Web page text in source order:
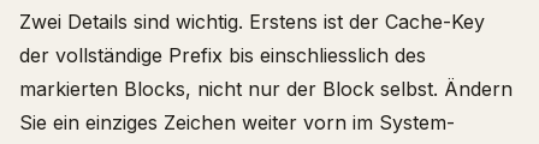
Zwei Details sind wichtig. Erstens ist der Cache-Key
der vollständige Prefix bis einschliesslich des
markierten Blocks, nicht nur der Block selbst. Ändern
Sie ein einziges Zeichen weiter vorn im System-